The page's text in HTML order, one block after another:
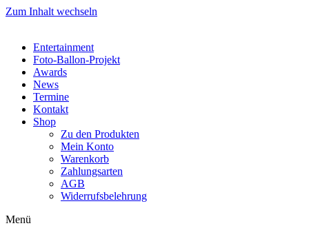
Zum Inhalt wechseln
Entertainment
Foto-Ballon-Projekt
Awards
News
Termine
Kontakt
Shop
Zu den Produkten
Mein Konto
Warenkorb
Zahlungsarten
AGB
Widerrufsbelehrung
Menü